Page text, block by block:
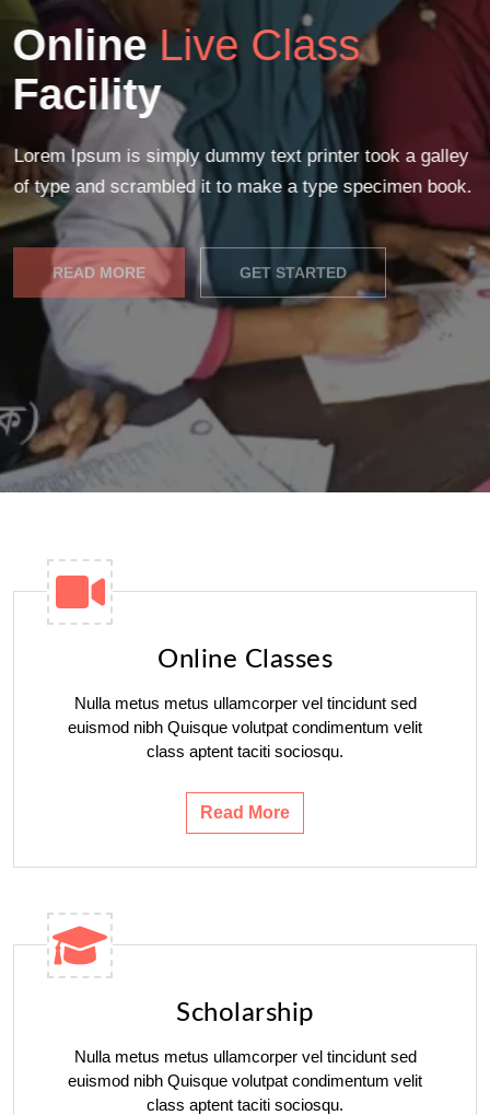
OnlineLive Class
Facility
Lorem Ipsum is simply dummy text printer took a galley
of type and scrambled it to make a type specimen book.
READ MORE GET STARTED
Online Classes
Nulla metus metus ullamcorper vel tincidunt sed
euismod nibh Quisque volutpat condimentum velit
class aptent taciti sociosqu.
Read More
Scholarship
Nulla metus metus ullamcorper vel tincidunt sed
euismod nibh Quisque volutpat condimentum velit
class aptent taciti sociosqu.